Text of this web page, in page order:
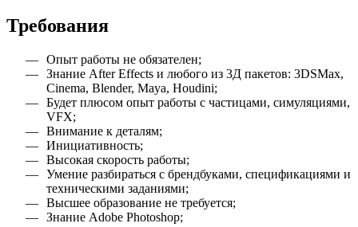
Требования
Опыт работы не обязателен;
Знание After Effects и любого из 3Д пакетов: 3DSMax,
Cinema, Blender, Maya, Houdini;
Будет плюсом опыт работы с частицами, симуляциями,
VFX;
Внимание к деталям;
Инициативность;
Высокая скорость работы;
Умение разбираться с брендбуками, спецификациями и
техническими заданиями;
Высшее образование не требуется;
Знание Adobe Photoshop;